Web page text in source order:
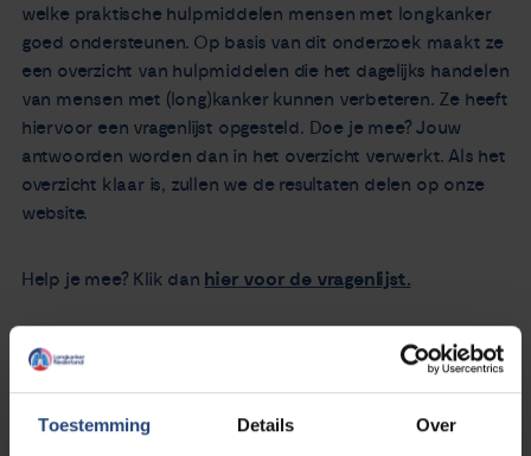
Toestemming Details Over
welke praktische hulpmiddelen mensen met longkanker
goed ondersteunen. Op basis van dit onderzoek maakt ze
een overzicht van hulpmiddelen die het dagelijks handelen
van mensen met (long)kanker kunnen verbeteren. Ze heeft
hiervoor een vragenlijst opgesteld. Doe je mee? Jouw
antwoorden worden dan in het overzicht verwerkt. Als het
overzicht klaar is, zullen we de resultaten delen op onze
website.
Help je mee? Klik dan hier voor de vragenlijst.
De vragenlijst heeft 23 vragen. Vul ze s.v.p. zo volledig
mogelijk in. Het duurt 5 tot 10 minuten.
Alvast bedankt!